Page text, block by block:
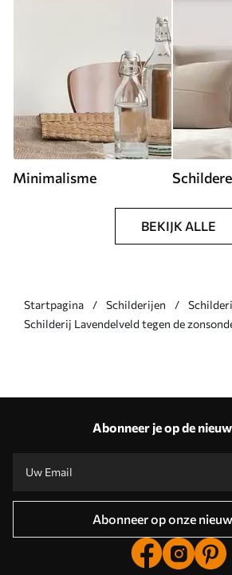
Minimalisme
BEKIJK ALLE
Startpagina Schilderijen
Schilderij Lavendelveld tegen de
Abonneer je op de
Abonneer op onze